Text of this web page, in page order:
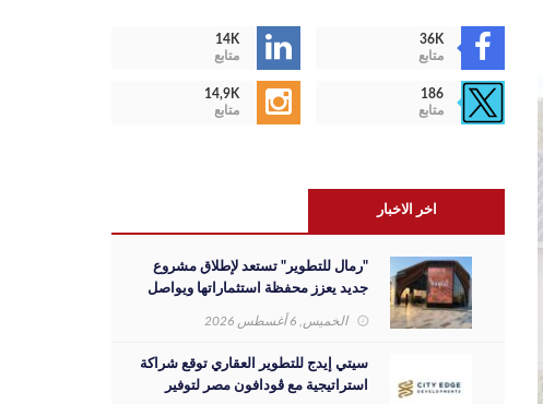
14K
متابع
36K
متابع
14,9K
متابع
186
متابع
اخر الاخبار
"رمال للتطوير" تستعد لإطلاق مشروع
جديد يعزز محفظة استثماراتها ويواصل
مسيرة نجاحها بالسوق المصري
الخميس, 6 أغسطس 2026
سيتي إيدج للتطوير العقاري توقع شراكة
استراتيجية مع ڤودافون مصر لتوفير